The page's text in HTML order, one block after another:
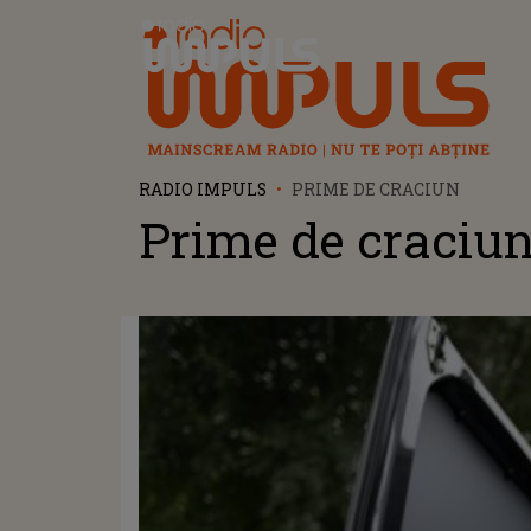
Radio Impuls
RADIO IMPULS PRIME DE CRACIUN
Prime de